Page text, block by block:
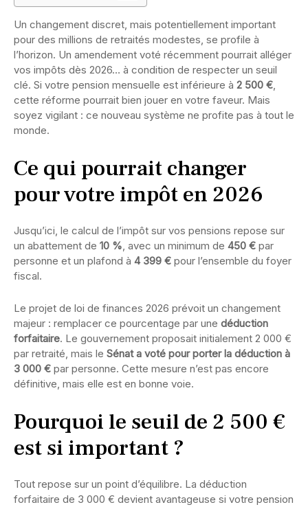
Un changement discret, mais potentiellement important
pour des millions de retraités modestes, se profile à
l’horizon. Un amendement voté récemment pourrait alléger
vos impôts dès 2026… à condition de respecter un seuil
clé. Si votre pension mensuelle est inférieure à 2 500 €,
cette réforme pourrait bien jouer en votre faveur. Mais
soyez vigilant : ce nouveau système ne profite pas à tout le
monde.
Ce qui pourrait changer
pour votre impôt en 2026
Jusqu’ici, le calcul de l’impôt sur vos pensions repose sur
un abattement de 10 %, avec un minimum de 450 € par
personne et un plafond à 4 399 € pour l’ensemble du foyer
fiscal.
Le projet de loi de finances 2026 prévoit un changement
majeur : remplacer ce pourcentage par une déduction
forfaitaire. Le gouvernement proposait initialement 2 000 €
par retraité, mais le Sénat a voté pour porter la déduction à
3 000 € par personne. Cette mesure n’est pas encore
définitive, mais elle est en bonne voie.
Pourquoi le seuil de 2 500 €
est si important ?
Tout repose sur un point d’équilibre. La déduction
forfaitaire de 3 000 € devient avantageuse si votre pension